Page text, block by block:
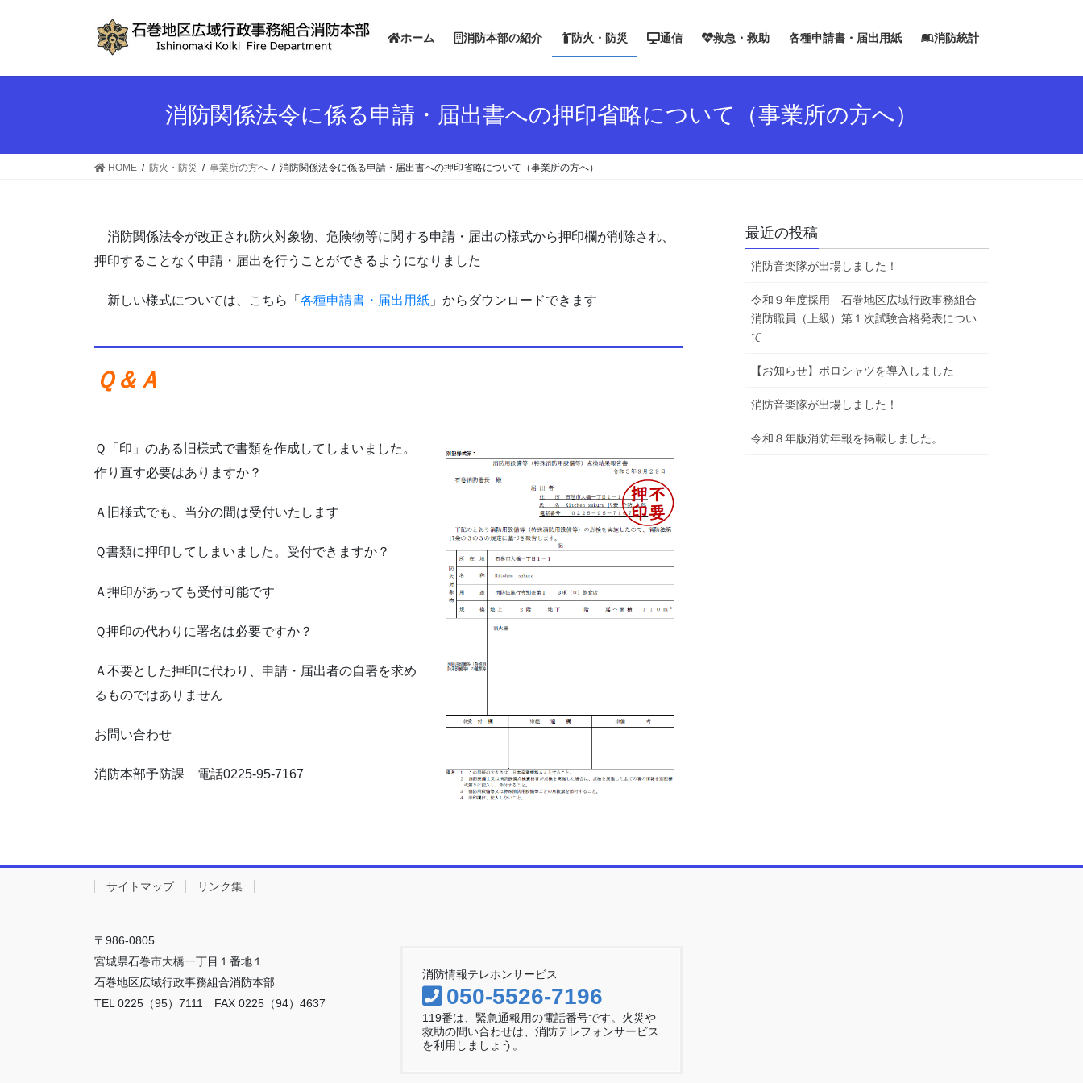
ホーム 消防本部の紹介 防火・防災 通信 救急・救助 各種申請書・届出用紙 消防統計
消防関係法令に係る申請・届出書への押印省略について（事業所の方へ）
HOME 防火・防災 事業所の方へ 消防関係法令に係る申請・届出書への押印省略について（事業所の方へ）
消防関係法令が改正され防火対象物、危険物等に関する申請・届出の様式から押印欄が削除され、
押印することなく申請・届出を行うことができるようになりました
新しい様式については、こちら「 各種申請書・届出用紙 」からダウンロードできます
Ｑ＆Ａ
Ｑ「印」のある旧様式で書類を作成してしまいました。
作り直す必要はありますか？
Ａ旧様式でも、当分の間は受付いたします
Ｑ書類に押印してしまいました。受付できますか？
Ａ押印があっても受付可能です
Ｑ押印の代わりに署名は必要ですか？
Ａ不要とした押印に代わり、申請・届出者の自署を求め
るものではありません
お問い合わせ
消防本部予防課 電話0225-95-7167
最近の投稿
消防音楽隊が出場しました！
令和９年度採用 石巻地区広域行政事務組合
消防職員（上級）第１次試験合格発表につい
て
【お知らせ】ポロシャツを導入しました
消防音楽隊が出場しました！
令和８年版消防年報を掲載しました。
サイトマップ リンク集
〒986-0805
宮城県石巻市大橋一丁目１番地１
石巻地区広域行政事務組合消防本部
TEL 0225（95）7111 FAX 0225（94）4637
消防情報テレホンサービス
050-5526-7196
119番は、緊急通報用の電話番号です。火災や
救助の問い合わせは、消防テレフォンサービス
を利用しましょう。